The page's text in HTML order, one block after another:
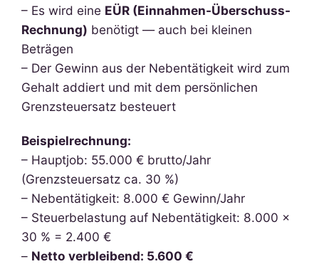
– Es wird eine EÜR (Einnahmen-Überschuss-
Rechnung) benötigt — auch bei kleinen
Beträgen
– Der Gewinn aus der Nebentätigkeit wird zum
Gehalt addiert und mit dem persönlichen
Grenzsteuersatz besteuert
Beispielrechnung:
– Hauptjob: 55.000 € brutto/Jahr
(Grenzsteuersatz ca. 30 %)
– Nebentätigkeit: 8.000 € Gewinn/Jahr
– Steuerbelastung auf Nebentätigkeit: 8.000 ×
30 % = 2.400 €
– Netto verbleibend: 5.600 €